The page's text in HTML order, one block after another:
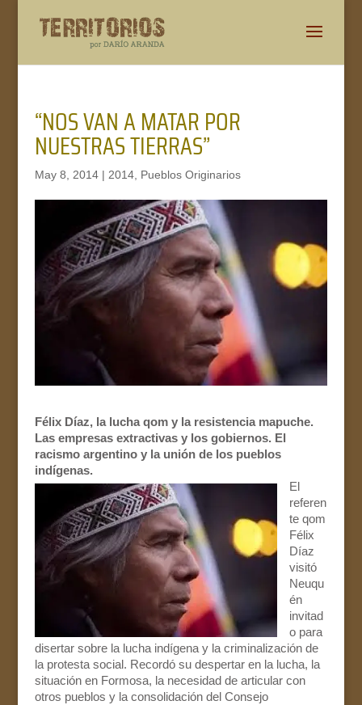
“NOS VAN A MATAR POR
NUESTRAS TIERRAS”
May 8, 2014| 2014, Pueblos Originarios
Félix Díaz, la lucha qom y la resistencia mapuche.
Las empresas extractivas y los gobiernos. El
racismo argentino y la unión de los pueblos
indígenas.
El
referen
te qom
Félix
Díaz
visitó
Neuqu
én
invitad
o para
disertar sobre la lucha indígena y la criminalización de
la protesta social. Recordó su despertar en la lucha, la
situación en Formosa, la necesidad de articular con
otros pueblos y la consolidación del Consejo